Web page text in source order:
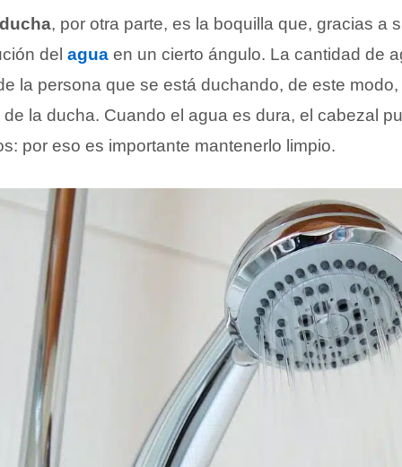
, por otra parte, es la boquilla que, gracias a
del agua en un cierto ángulo. La cantidad de
la persona que se está duchando, de este
la ducha. Cuando el agua es dura, el cabezal
por eso es importante mantenerlo limpio.